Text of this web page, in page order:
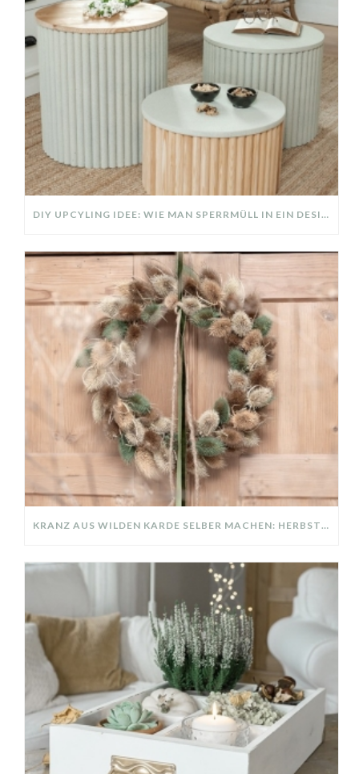
DIY UPCYLING IDEE: WIE MAN SPERRMÜLL IN EIN DESIGNER TEIL VERWANDELT
KRANZ AUS WILDEN KARDE SELBER MACHEN: HERBSTDEKO GANZ EINFACH